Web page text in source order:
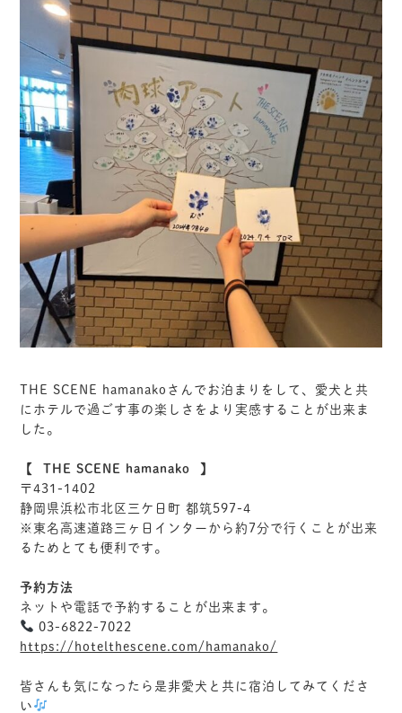
THE SCENE hamanakoさんでお泊まりをして、愛犬と共
にホテルで過ごす事の楽しさをより実感することが出来ま
した。
【⠀THE SCENE hamanako⠀】
〒431-1402
静岡県浜松市北区三ケ日町 都筑597-4
※東名高速道路三ヶ日インターから約7分で行くことが出来
るためとても便利です。
予約方法
ネットや電話で予約することが出来ます。
03-6822-7022
https://hotelthescene.com/hamanako/
皆さんも気になったら是非愛犬と共に宿泊してみてくださ
い